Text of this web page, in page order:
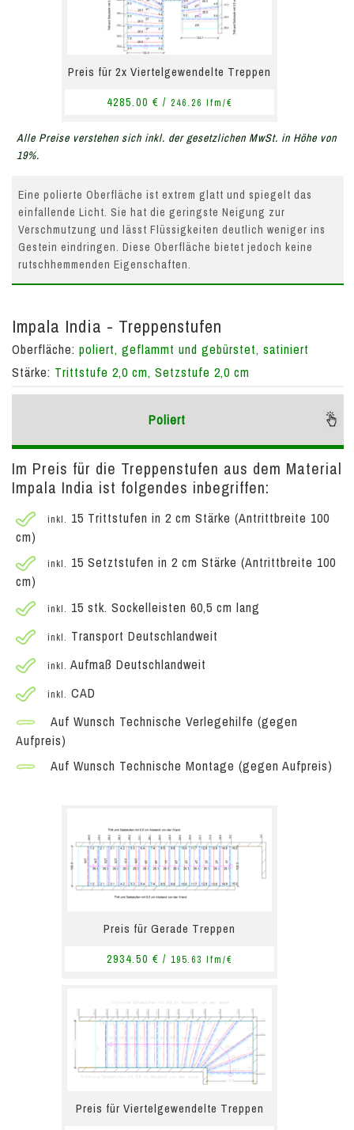
Preis für 2x Viertelgewendelte Treppen
4285.00 € / 246.26 lfm/€
Alle Preise verstehen sich inkl. der gesetzlichen MwSt. in Höhe von
19%.
Eine polierte Oberfläche ist extrem glatt und spiegelt das
einfallende Licht. Sie hat die geringste Neigung zur
Verschmutzung und lässt Flüssigkeiten deutlich weniger ins
Gestein eindringen. Diese Oberfläche bietet jedoch keine
rutschhemmenden Eigenschaften.
Impala India - Treppenstufen
Oberfläche: poliert, geflammt und gebürstet, satiniert
Stärke: Trittstufe 2,0 cm, Setzstufe 2,0 cm
Poliert
Im Preis für die Treppenstufen aus dem Material
Impala India ist folgendes inbegriffen:
inkl. 15 Trittstufen in 2 cm Stärke (Antrittbreite 100
cm)
inkl. 15 Setztstufen in 2 cm Stärke (Antrittbreite 100
cm)
inkl. 15 stk. Sockelleisten 60,5 cm lang
inkl. Transport Deutschlandweit
inkl. Aufmaß Deutschlandweit
inkl. CAD
Auf Wunsch Technische Verlegehilfe (gegen
Aufpreis)
Auf Wunsch Technische Montage (gegen Aufpreis)
Preis für Gerade Treppen
2934.50 € / 195.63 lfm/€
Preis für Viertelgewendelte Treppen